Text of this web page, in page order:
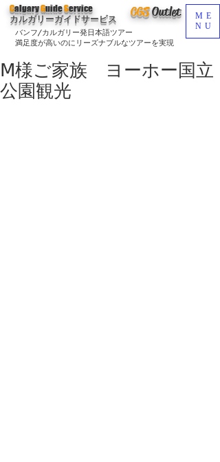
CGSOutlet
バンフ/カルガリー発日本語ツアー
満足度が高いのにリーズナブルなツアーを実現
CalgaryGuideService
カルガリーガイドサービス
ME
NU
Ⅿ様ご家族 ヨーホー国立
公園観光